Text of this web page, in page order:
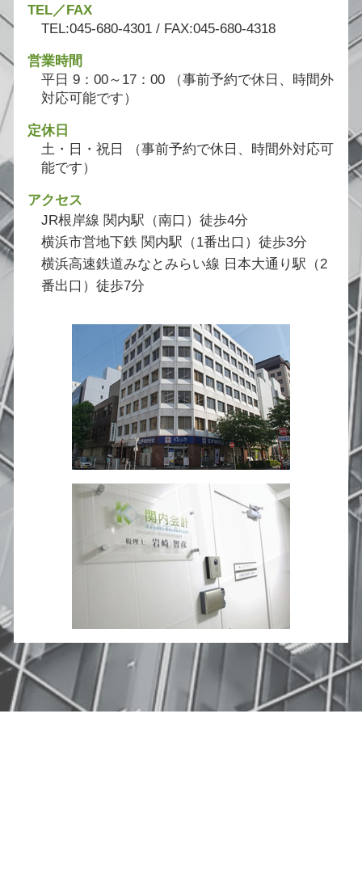
TEL／FAX
TEL:045-680-4301 / FAX:045-680-4318
営業時間
平日 9：00～17：00 （事前予約で休日、時間外
対応可能です）
定休日
土・日・祝日 （事前予約で休日、時間外対応可
能です）
アクセス
JR根岸線 関内駅（南口）徒歩4分
横浜市営地下鉄 関内駅（1番出口）徒歩3分
横浜高速鉄道みなとみらい線 日本大通り駅（2
番出口）徒歩7分